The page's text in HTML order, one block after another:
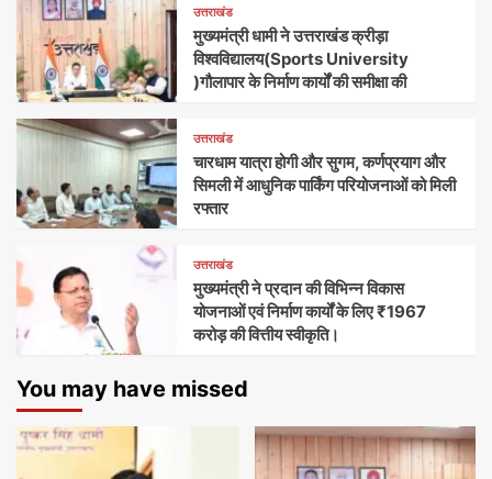
उत्तराखंड
मुख्यमंत्री धामी ने उत्तराखंड क्रीड़ा
विश्वविद्यालय(Sports University
)गौलापार के निर्माण कार्यों की समीक्षा की
उत्तराखंड
चारधाम यात्रा होगी और सुगम, कर्णप्रयाग और
सिमली में आधुनिक पार्किंग परियोजनाओं को मिली
रफ्तार
उत्तराखंड
मुख्यमंत्री ने प्रदान की विभिन्न विकास
योजनाओं एवं निर्माण कार्यों के लिए ₹1967
करोड़ की वित्तीय स्वीकृति।
You may have missed